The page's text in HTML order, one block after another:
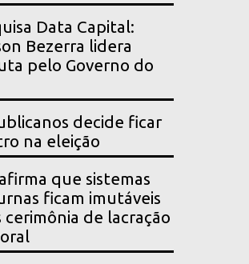
Data Capital:
Bezerra lidera
pelo Governo do
decide ficar
na eleição
que sistemas
ficam imutáveis
cerimônia de lacração